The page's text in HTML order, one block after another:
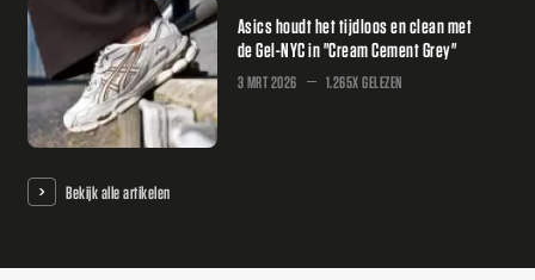
Asics houdt het tijdloos en clean met
de Gel-NYC in "Cream Cement Grey"
3 MRT 2026 1.265X GELEZEN
Bekijk alle artikelen